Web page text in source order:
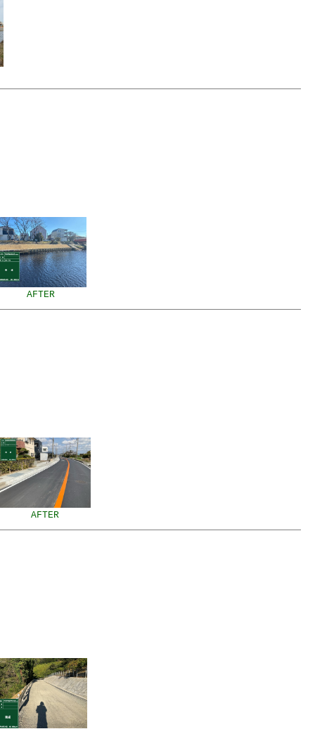
AFTER
AFTER